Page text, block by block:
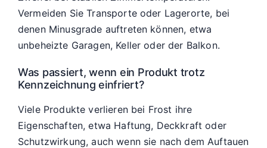
Vermeiden Sie Transporte oder Lagerorte, bei
denen Minusgrade auftreten können, etwa
unbeheizte Garagen, Keller oder der Balkon.
Was passiert, wenn ein Produkt trotz
Kennzeichnung einfriert?
Viele Produkte verlieren bei Frost ihre
Eigenschaften, etwa Haftung, Deckkraft oder
Schutzwirkung, auch wenn sie nach dem Auftauen